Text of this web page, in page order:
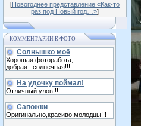
[Новогоднее представление «Как-то
раз под Новый год…»]
КОММЕНТАРИИ К ФОТО
Солнышко моё
Хорошая фоторабота,
добрая...солнечная!!!
На удочку поймал!
Отличный улов!!!!
Сапожки
Оригинально,красиво,молодцы!!!